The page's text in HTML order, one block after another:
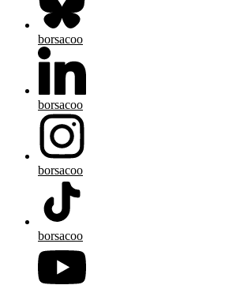
borsacoo
borsacoo
borsacoo
borsacoo